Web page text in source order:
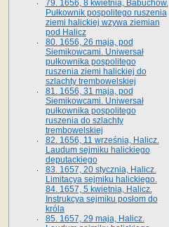
79. 1656, 8 kwietnia, Babuchów.
Pułkownik pospolitego ruszenia
ziemi halickiej wzywa ziemian
pod Halicz
80. 1656, 26 maja, pod
Siemikowcami. Uniwersał
pułkownika pospolitego
ruszenia ziemi halickiej do
szlachty trembowelskiej
81. 1656, 31 maja, pod
Siemikowcami. Uniwersał
pułkownika pospolitego
ruszenia do szlachty
trembowelskiej
82. 1656, 11 września, Halicz.
Laudum sejmiku halickiego
deputackiego
83. 1657, 20 stycznia, Halicz.
Limitacya sejmiku halickiego.
84. 1657, 5 kwietnia, Halicz.
Instrukcya sejmiku posłom do
króla
85. 1657, 29 maja, Halicz.